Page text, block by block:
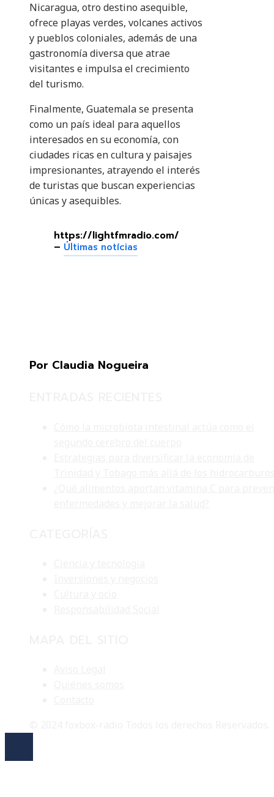
Nicaragua, otro destino asequible,
ofrece playas verdes, volcanes activos
y pueblos coloniales, además de una
gastronomía diversa que atrae
visitantes e impulsa el crecimiento
del turismo.
Finalmente, Guatemala se presenta
como un país ideal para aquellos
interesados ​​en su economía, con
ciudades ricas en cultura y paisajes
impresionantes, atrayendo el interés
de turistas que buscan experiencias
únicas y asequibles.
https://lightfmradio.com/
– Últimas notícias
Por Claudia Nogueira